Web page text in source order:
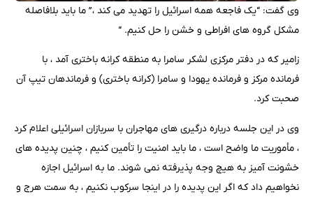
وی گفت: “یک فاجعه همه اسرائیل را تهدید می کند ،” ما باید بلافاصله
مشکل گروه های افراطی و خشن را حل کنیم. “
زامیر که در دفتر مرکزی لشکر سامرا به منطقه کرانه باختری آمد ، با
فرمانده مرکز و فرمانده یهودا و سامرا (کرانه باختری) و فرماندهان تیپ آن
صحبت کرد.
وی در این جلسه درباره درگیری های مهاجران با سربازان اسرائیلی اعلام کرد
، مأموریت ما واضح است ، ما باید امنیت را تأمین کنیم ، چنین پدیده های
خشونت آمیز به هیچ وجه پذیرفته نمی شوند. ما به اسرائیل اجازه
نخواهیم داد که اگر این پدیده را در اینجا سرکوب نکنیم ، به سمت هرج و